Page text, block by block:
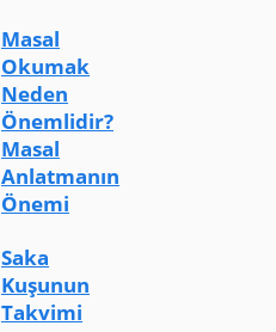
Masal
Okumak
Neden
Önemlidir?
Masal
Anlatmanın
Önemi
Saka
Kuşunun
Takvimi